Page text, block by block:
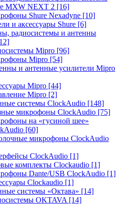
MXW NEXT 2 [16]
Shure Nexadyne [10]
и аксессуары Shure [6]
радиосистемы и антенны
Mipro [96]
Mipro [54]
и антенные усилители Mipro
Mipro [44]
Mipro [2]
системы ClockAudio [148]
микрофоны ClockAudio [75]
на «гусиной шее»
[60]
микрофоны ClockAudio
ClockAudio [1]
комплекты Clockaudio [1]
Dante/USB ClockAudio [1]
Clockaudio [1]
системы «Октава» [14]
OKTAVA [14]